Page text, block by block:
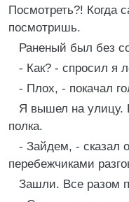
Посмотреть?! Когда
посмотришь.
Раненый был без
- Как? - спросил я
- Плох, - покачал
Я вышел на улицу.
полка.
- Зайдем, - сказал
перебежчиками
Зашли. Все разом